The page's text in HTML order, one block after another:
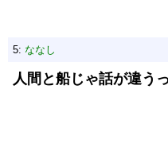
5: ななし
人間と船じゃ話が違う